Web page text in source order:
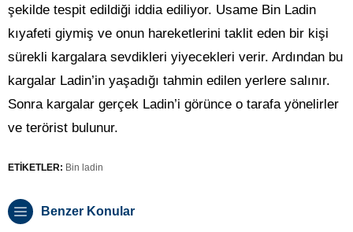
şekilde tespit edildiği iddia ediliyor. Usame Bin Ladin
kıyafeti giymiş ve onun hareketlerini taklit eden bir kişi
sürekli kargalara sevdikleri yiyecekleri verir. Ardından bu
kargalar Ladin’in yaşadığı tahmin edilen yerlere salınır.
Sonra kargalar gerçek Ladin’i görünce o tarafa yönelirler
ve terörist bulunur.
ETİKETLER: Bin ladin
Benzer Konular